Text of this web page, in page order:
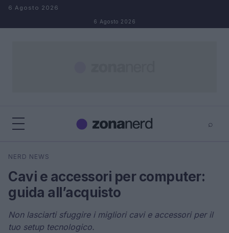
Salta al contenuto
6 Agosto 2026
6 Agosto 2026
⌕
Cerca
NERD NEWS
Cavi e accessori per computer:
guida all’acquisto
Non lasciarti sfuggire i migliori cavi e accessori per il
tuo setup tecnologico.